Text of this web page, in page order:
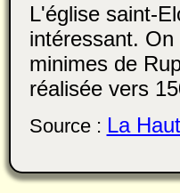
L'église saint-
intéressant.
minimes de
réalisée vers
Source : La